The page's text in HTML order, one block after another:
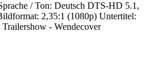
/ Ton: Deutsch DTS-HD 5.1,
2,35:1 (1080p) Untertitel:
- Wendecover